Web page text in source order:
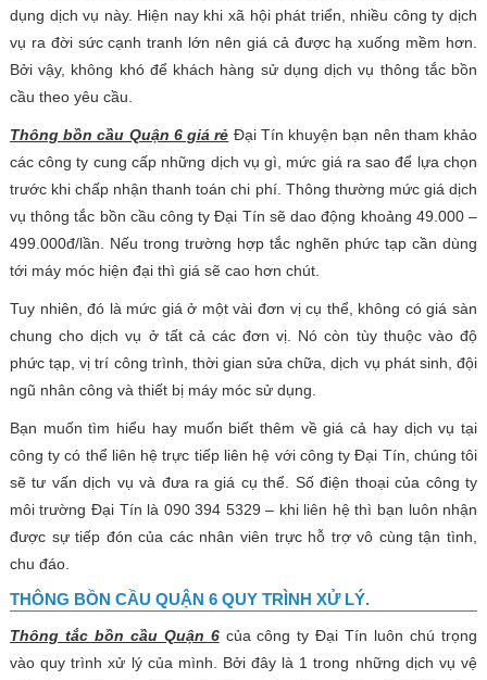
dụng dịch vụ này. Hiện nay khi xã hội phát triển, nhiều công ty dịch
vụ ra đời sức cạnh tranh lớn nên giá cả được hạ xuống mềm hơn.
Bởi vậy, không khó để khách hàng sử dụng dịch vụ thông tắc bồn
cầu theo yêu cầu.
Thông bồn cầu Quận 6 giá rẻ Đại Tín khuyện bạn nên tham khảo
các công ty cung cấp những dịch vụ gì, mức giá ra sao để lựa chọn
trước khi chấp nhận thanh toán chi phí. Thông thường mức giá dịch
vụ thông tắc bồn cầu công ty Đại Tín sẽ dao động khoảng 49.000 –
499.000đ/lần. Nếu trong trường hợp tắc nghẽn phức tạp cần dùng
tới máy móc hiện đại thì giá sẽ cao hơn chút.
Tuy nhiên, đó là mức giá ở một vài đơn vị cụ thể, không có giá sàn
chung cho dịch vụ ở tất cả các đơn vị. Nó còn tùy thuộc vào độ
phức tạp, vị trí công trình, thời gian sửa chữa, dịch vụ phát sinh, đội
ngũ nhân công và thiết bị máy móc sử dụng.
Bạn muốn tìm hiểu hay muốn biết thêm về giá cả hay dịch vụ tại
công ty có thể liên hệ trực tiếp liên hệ với công ty Đại Tín, chúng tôi
sẽ tư vấn dịch vụ và đưa ra giá cụ thể. Số điện thoại của công ty
môi trường Đại Tín là 090 394 5329 – khi liên hệ thì bạn luôn nhận
được sự tiếp đón của các nhân viên trực hỗ trợ vô cùng tận tình,
chu đáo.
THÔNG BỒN CẦU QUẬN 6 QUY TRÌNH XỬ LÝ.
Thông tắc bồn cầu Quận 6của công ty Đại Tín luôn chú trọng
vào quy trình xử lý của mình. Bởi đây là 1 trong những dịch vụ vệ